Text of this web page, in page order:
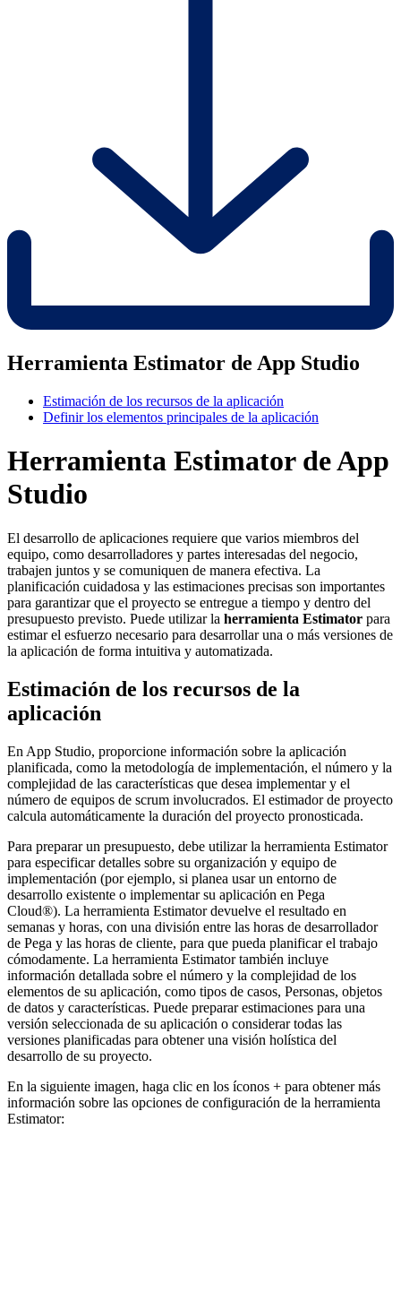
Herramienta Estimator de App Studio
Estimación de los recursos de la aplicación
Definir los elementos principales de la aplicación
Herramienta Estimator de App
Studio
El desarrollo de aplicaciones requiere que varios miembros del
equipo, como desarrolladores y partes interesadas del negocio,
trabajen juntos y se comuniquen de manera efectiva. La
planificación cuidadosa y las estimaciones precisas son importantes
para garantizar que el proyecto se entregue a tiempo y dentro del
presupuesto previsto. Puede utilizar la herramienta Estimator para
estimar el esfuerzo necesario para desarrollar una o más versiones de
la aplicación de forma intuitiva y automatizada.
Estimación de los recursos de la
aplicación
En App Studio, proporcione información sobre la aplicación
planificada, como la metodología de implementación, el número y la
complejidad de las características que desea implementar y el
número de equipos de scrum involucrados. El estimador de proyecto
calcula automáticamente la duración del proyecto pronosticada.
Para preparar un presupuesto, debe utilizar la herramienta Estimator
para especificar detalles sobre su organización y equipo de
implementación (por ejemplo, si planea usar un entorno de
desarrollo existente o implementar su aplicación en Pega
Cloud®). La herramienta Estimator devuelve el resultado en
semanas y horas, con una división entre las horas de desarrollador
de Pega y las horas de cliente, para que pueda planificar el trabajo
cómodamente. La herramienta Estimator también incluye
información detallada sobre el número y la complejidad de los
elementos de su aplicación, como tipos de casos, Personas, objetos
de datos y características. Puede preparar estimaciones para una
versión seleccionada de su aplicación o considerar todas las
versiones planificadas para obtener una visión holística del
desarrollo de su proyecto.
En la siguiente imagen, haga clic en los íconos + para obtener más
información sobre las opciones de configuración de la herramienta
Estimator: